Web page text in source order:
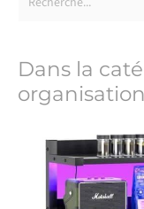
Dans la
organisation